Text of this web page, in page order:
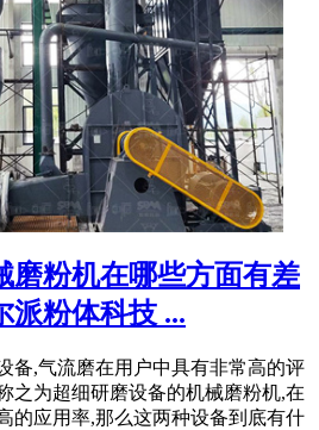
磨粉机在哪些方面有差
派粉体科技 ...
备,气流磨在用户中具有非常高的评
之为超细研磨设备的机械磨粉机,在
的应用率,那么这两种设备到底有什